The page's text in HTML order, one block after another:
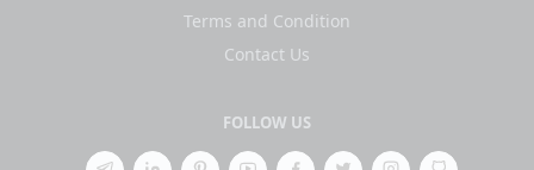
Terms and Condition
Contact Us
FOLLOW US